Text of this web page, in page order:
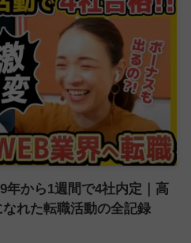
年から1週間で4社内定｜高
れた転職活動の全記録